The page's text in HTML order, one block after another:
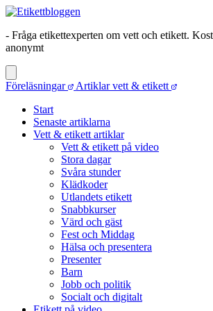
- Fråga etikettexperten om vett och etikett.
anonymt
Föreläsningar
Artiklar vett & etikett
Start
Senaste artiklarna
Vett & etikett artiklar
Vett & etikett på video
Stora dagar
Svåra stunder
Klädkoder
Utlandets etikett
Snabbkurser
Värd och gäst
Fest och Middag
Hälsa och presentera
Presenter
Barn
Jobb och politik
Socialt och digitalt